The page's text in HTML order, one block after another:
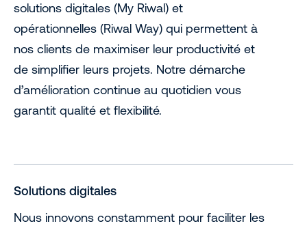
solutions digitales (My Riwal) et
opérationnelles (Riwal Way) qui permettent à
nos clients de maximiser leur productivité et
de simplifier leurs projets. Notre démarche
d’amélioration continue au quotidien vous
garantit qualité et flexibilité.
Solutions digitales
Nous innovons constamment pour faciliter les